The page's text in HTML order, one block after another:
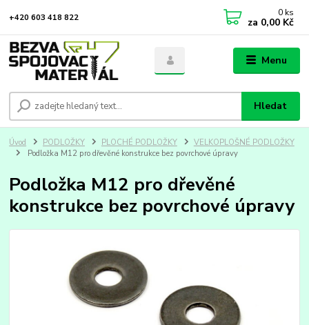
Menu
Hledat
+420 603 418 822 0 ks
za 0,00 Kč
Úvod PODLOŽKY PLOCHÉ PODLOŽKY
VELKOPLOŠNÉ PODLOŽKY
Podložka M12 pro dřevěné konstrukce bez povrchové úpravy
Podložka M12 pro dřevěné
konstrukce bez povrchové úpravy